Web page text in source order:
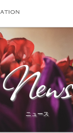
News
ニュース